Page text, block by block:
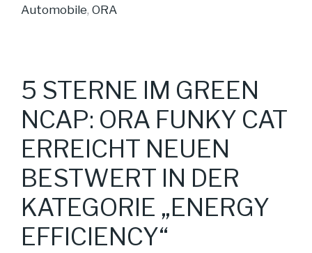
Automobile, ORA
5 STERNE IM GREEN
NCAP: ORA FUNKY CAT
ERREICHT NEUEN
BESTWERT IN DER
KATEGORIE „ENERGY
EFFICIENCY“